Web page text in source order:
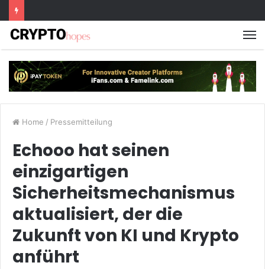
Home / Pressemitteilung
Echooo hat seinen
einzigartigen
Sicherheitsmechanismus
aktualisiert, der die
Zukunft von KI und Krypto
anführt